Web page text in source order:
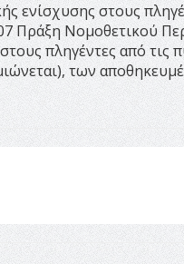
ενίσχυσης στους
Πράξη Νομοθετικού
πληγέντες από τις
των